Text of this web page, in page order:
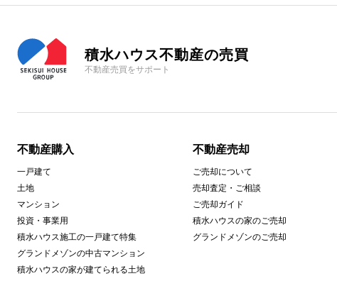
積水ハウス不動産の売買
不動産売買をサポート
不動産購入
一戸建て
土地
マンション
投資・事業用
積水ハウス施工の一戸建て特集
グランドメゾンの中古マンション
積水ハウスの家が建てられる土地
不動産売却
ご売却について
売却査定・ご相談
ご売却ガイド
積水ハウスの家のご売却
グランドメゾンのご売却